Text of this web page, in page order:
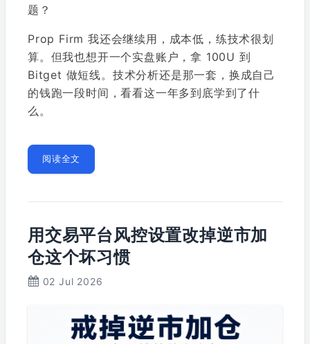
题？
Prop Firm 我还会继续用，成本低，练技术很划
算。但我也想开一个实盘账户，拿 100U 到
Bitget 做短线。技术分析还是那一套，换成自己
的钱跑一段时间，看看这一年多到底学到了什
么。
阅读全文
用交易平台风控设置改掉逆市加
仓这个坏习惯
02 Jul 2026